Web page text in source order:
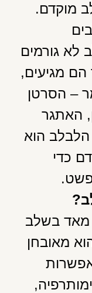
מוקדם.
לא גורמים
הם מגיעים,
– הסרטן
האתגר
הלבלב הוא
כדי
מאד בשלב
מאובחן